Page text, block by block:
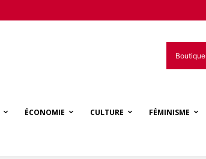
Boutique
ÉCONOMIE CULTURE FÉMINISME